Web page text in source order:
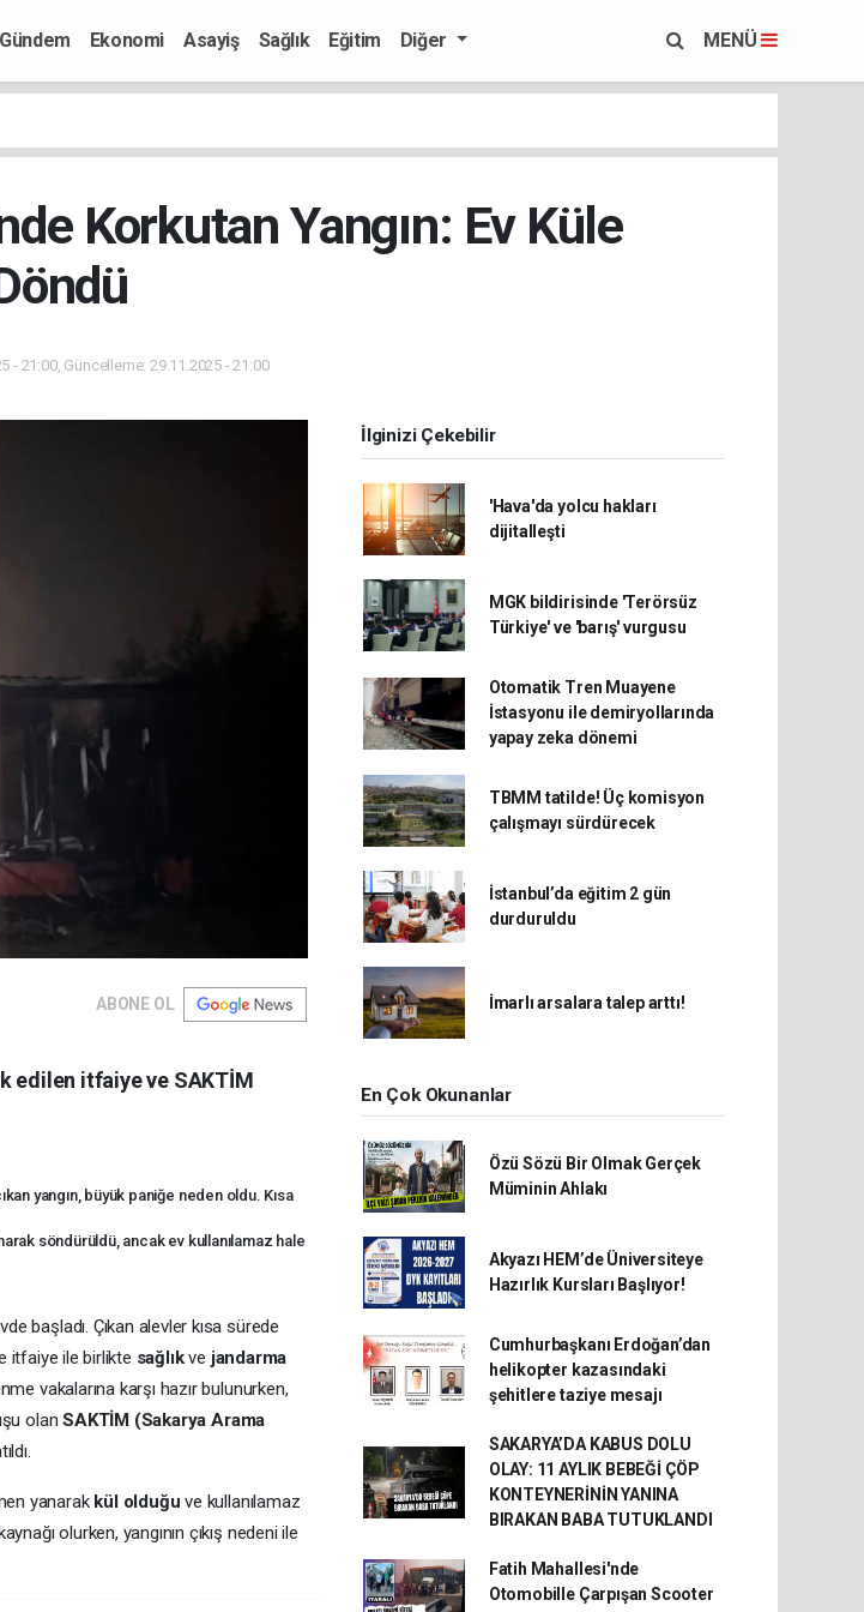
Gündem Ekonomi Asayiş Sağlık Eğitim Diğer MENÜ
Korkutan Yangın: Ev Küle
- 21:00, Güncelleme: 29.11.2025 - 21:00
ABONE OL
edilen itfaiye ve SAKTİM
yangın, büyük paniğe neden oldu. Kısa
söndürüldü, ancak ev kullanılamaz hale
başladı. Çıkan alevler kısa sürede
itfaiye ile birlikte sağlıkve jandarma
vakalarına karşı hazır bulunurken,
olanSAKTİM (Sakarya Arama
yanarak kül olduğu ve kullanılamaz
olurken, yangının çıkış nedeni ile
İlginizi Çekebilir
'Hava'da yolcu hakları
dijitalleşti
MGK bildirisinde 'Terörsüz
Türkiye' ve 'barış' vurgusu
Otomatik Tren Muayene
İstasyonu ile demiryollarında
yapay zeka dönemi
TBMM tatilde! Üç komisyon
çalışmayı sürdürecek
İstanbul’da eğitim 2 gün
durduruldu
İmarlı arsalara talep arttı!
En Çok Okunanlar
Özü Sözü Bir Olmak Gerçek
Müminin Ahlakı
Akyazı HEM’de Üniversiteye
Hazırlık Kursları Başlıyor!
Cumhurbaşkanı Erdoğan’dan
helikopter kazasındaki
şehitlere taziye mesajı
SAKARYA’DA KABUS DOLU
OLAY: 11 AYLIK BEBEĞİ ÇÖP
KONTEYNERİNİN YANINA
BIRAKAN BABA TUTUKLANDI
Fatih Mahallesi'nde
Otomobille Çarpışan Scooter